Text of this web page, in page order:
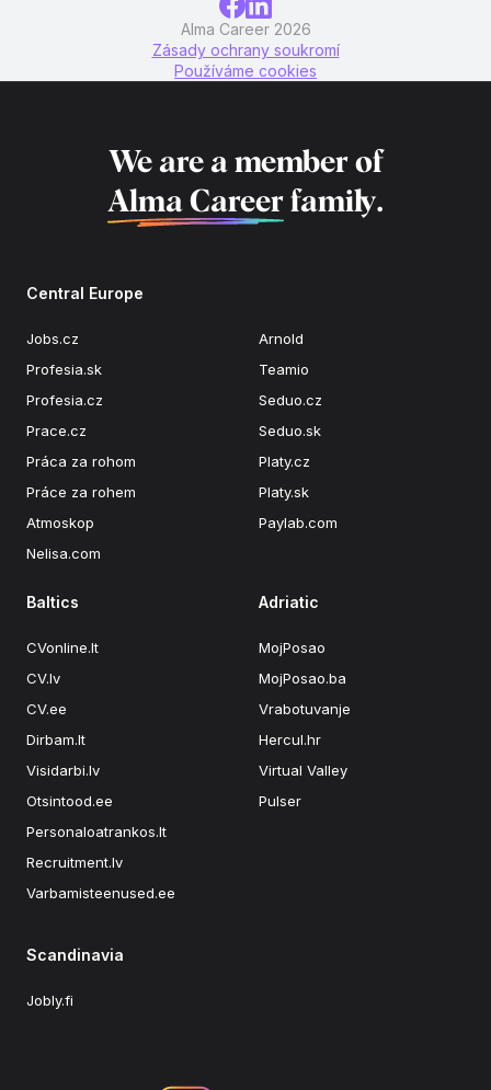
Alma Career 2026
Zásady ochrany soukromí
Používáme cookies
We are a member of
Alma Career family.
Central Europe
Jobs.cz
Profesia.sk
Profesia.cz
Prace.cz
Práca za rohom
Práce za rohem
Atmoskop
Nelisa.com
Arnold
Teamio
Seduo.cz
Seduo.sk
Platy.cz
Platy.sk
Paylab.com
Baltics
CVonline.lt
CV.lv
CV.ee
Dirbam.lt
Visidarbi.lv
Otsintood.ee
Personaloatrankos.lt
Recruitment.lv
Varbamisteenused.ee
Adriatic
MojPosao
MojPosao.ba
Vrabotuvanje
Hercul.hr
Virtual Valley
Pulser
Scandinavia
Jobly.fi